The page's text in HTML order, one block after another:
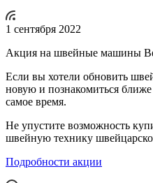
1 сентября 2022
Акция на швейные машины
Если вы хотели обновить
новую и познакомиться
самое время.
Не упустите возможность
швейную технику
Подробности акции